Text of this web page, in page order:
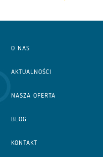
O NAS
AKTUALNOŚCI
NASZA OFERTA
BLOG
KONTAKT